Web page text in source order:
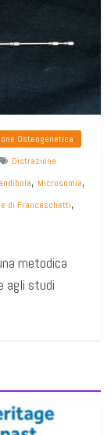
Osteogenetica
Distrazione
, Microsomia,
di Franceschetti,
metodica
agli studi